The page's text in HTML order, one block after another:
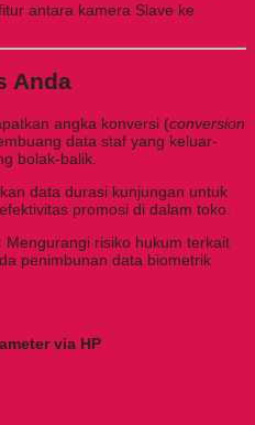
antara kamera Slave ke
Anda
angka konversi (conversion
data staf yang keluar-
bolak-balik.
data durasi kunjungan untuk
promosi di dalam toko.
Mengurangi risiko hukum terkait
penimbunan data biometrik
via HP